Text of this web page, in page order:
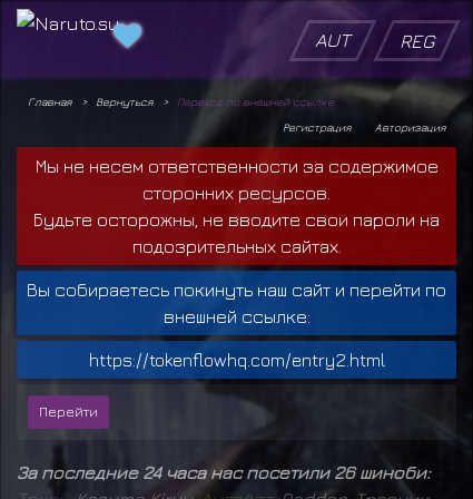
AUT REG
Главная Вернуться
Переход по внешней ссылке
Авторизация
Регистрация
Мы не несем ответственности за содержимое
сторонних ресурсов.
Будьте осторожны, не вводите свои пароли на
подозрительных сайтах.
Вы собираетесь покинуть наш сайт и перейти по
внешней ссылке:
https://tokenflowhq.com/entry2.html
За последние 24 часа нас посетили 26 шиноби: